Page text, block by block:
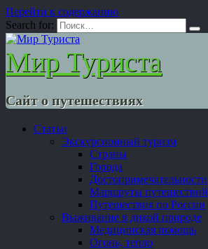
Перейти к содержанию
Search for:
Мир Туриста
Сайт о путешествиях
Статьи
Экскурсионный туризм
Страны
Города
Достопримечательности
Маршруты путешествий
Путешествия по России
Выживание в дикой природе
Медицинская помощь
Огонь, тепло